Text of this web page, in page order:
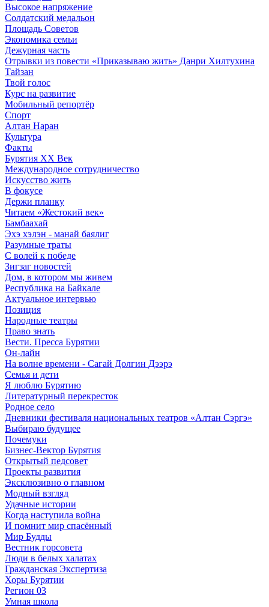
Высокое напряжение
Солдатский медальон
Площадь Советов
Экономика семьи
Дежурная часть
Отрывки из повести «Приказываю жить» Данри Хилтухина
Тайзан
Твой голос
Курс на развитие
Мобильный репортёр
Спорт
Алтан Наран
Культура
Факты
Бурятия XX Век
Международное сотрудничество
Искусство жить
В фокусе
Держи планку
Читаем «Жестокий век»
Бамбаахай
Эхэ хэлэн - манай баялиг
Разумные траты
С волей к победе
Зигзаг новостей
Дом, в котором мы живем
Республика на Байкале
Актуальное интервью
Позиция
Народные театры
Право знать
Вести. Пресса Бурятии
Он-лайн
На волне времени - Сагай Долгин Дээрэ
Семья и дети
Я люблю Бурятию
Литературный перекресток
Родное село
Дневники фестиваля национальных театров «Алтан Сэргэ»
Выбираю будущее
Почемуки
Бизнес-Вектор Бурятия
Открытый педсовет
Проекты развития
Эксклюзивно о главном
Модный взгляд
Удачные истории
Когда наступила война
И помнит мир спасённый
Мир Будды
Вестник горсовета
Люди в белых халатах
Гражданская Экспертиза
Хоры Бурятии
Регион 03
Умная школа